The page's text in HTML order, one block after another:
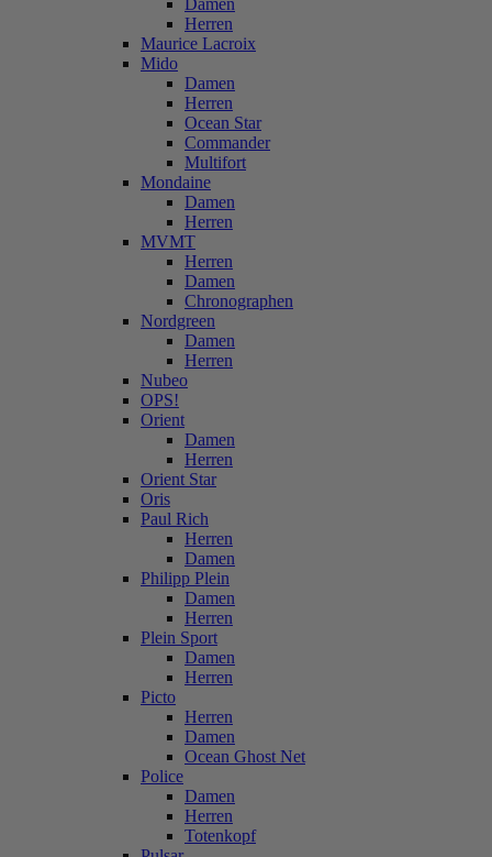
Damen
Herren
Maurice Lacroix
Mido
Damen
Herren
Ocean Star
Commander
Multifort
Mondaine
Damen
Herren
MVMT
Herren
Damen
Chronographen
Nordgreen
Damen
Herren
Nubeo
OPS!
Orient
Damen
Herren
Orient Star
Oris
Paul Rich
Herren
Damen
Philipp Plein
Damen
Herren
Plein Sport
Damen
Herren
Picto
Herren
Damen
Ocean Ghost Net
Police
Damen
Herren
Totenkopf